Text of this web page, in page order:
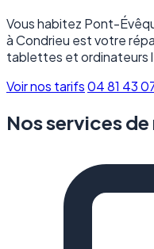
Vous habitez Pont-
à Condrieu est votre
tablettes et ordinateurs
Voir nos tarifs04 81 43
Nos services